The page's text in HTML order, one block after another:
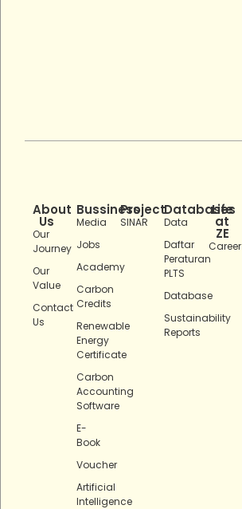
About
Us
Our
Journey
Our
Value
Contact
Us
Bussiness
Media
Jobs
Academy
Carbon
Credits
Renewable
Energy
Certificate
Carbon
Accounting
Software
E-
Book
Voucher
Artificial
Intelligence
Project
SINAR
Databases
Data
Daftar
Peraturan
PLTS
Database
Sustainability
Reports
Life
at
ZE
Career